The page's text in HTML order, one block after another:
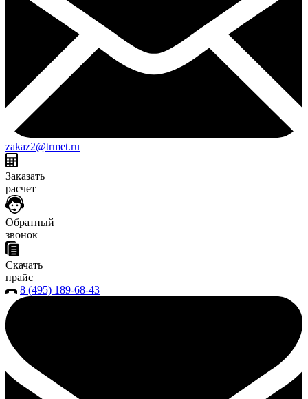
zakaz2@trmet.ru
Заказать
расчет
Обратный
звонок
Скачать
прайс
8 (495) 189-68-43